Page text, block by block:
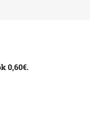
0,60€.